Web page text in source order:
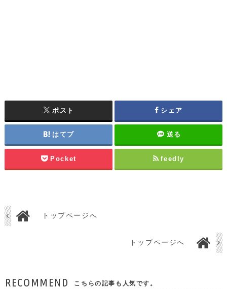
ポスト シェア
はてブ 送る
Pocket feedly
トップページへ
トップページへ
RECOMMEND こちらの記事も人気です。